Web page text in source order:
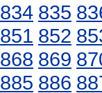
834 835
851 852
868 869
885 886